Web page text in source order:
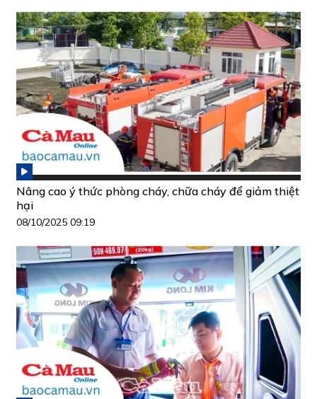
Nâng cao ý thức phòng cháy, chữa cháy để giảm thiệt
hại
08/10/2025 09:19